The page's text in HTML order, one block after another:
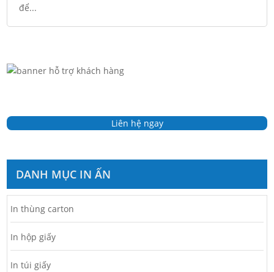
để...
Liên hệ ngay
DANH MỤC IN ẤN
In thùng carton
In hộp giấy
In túi giấy